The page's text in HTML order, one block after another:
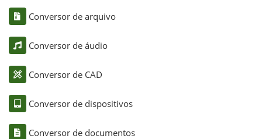
Conversor de arquivo
Conversor de áudio
Conversor de CAD
Conversor de dispositivos
Conversor de documentos